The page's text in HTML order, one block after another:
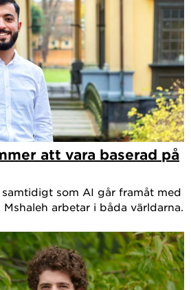
att vara baserad på
samtidigt som AI går framåt med
arbetar i båda världarna.